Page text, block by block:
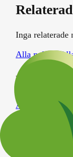
Inga relaterade
Alla nyheter
Assa Abloy